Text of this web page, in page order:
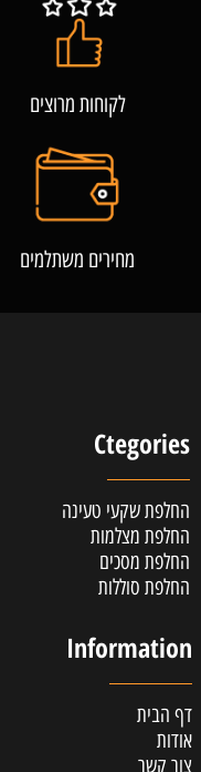
לקוחות מרוצים
מחירים משתלמים
Ctegories
החלפת שקעי טעינה
החלפת מצלמות
החלפת מסכים
החלפת סוללות
Information
דף הבית
אודות
צור קשר